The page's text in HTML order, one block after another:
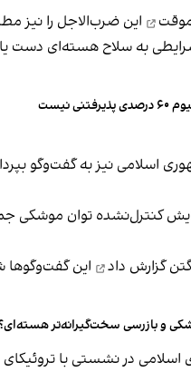
این ضرب‌الاجل را نیز
به سلاح هسته‌ای دست
نیست
اسلامی نیز به گفت‌وگو
کنترل‌نشده توان موشکی
گزارش داد
این گفت‌وگوها
و بازرسی سخت‌گیرانه‌تر
در پنجمین دور متوقف شد، جمهوری